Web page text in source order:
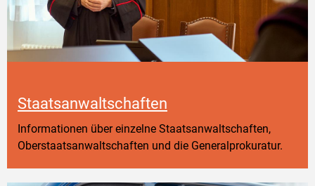
Staatsanwaltschaften
Informationen über einzelne Staatsanwaltschaften,
Oberstaatsanwaltschaften und die Generalprokuratur.